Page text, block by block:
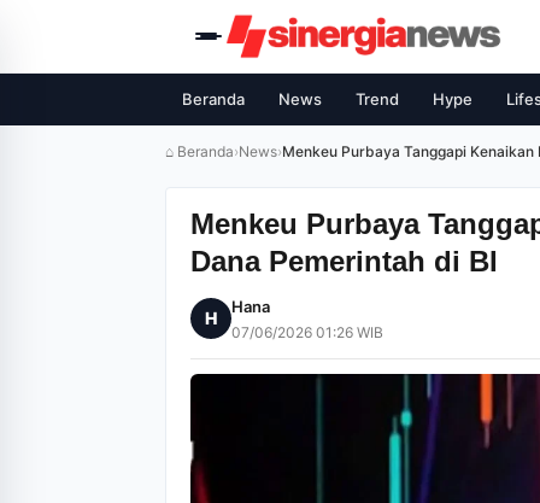
Beranda News Trend Hype
⌂ Beranda›News›Menkeu Purbaya Tanggapi
Menkeu Purbaya
Dana Pemerintah di BI
H
Hana
07/06/2026 01:26 WIB